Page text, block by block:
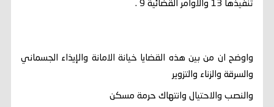
تنفيذها 13 والاوامر القضائية 9 .
واوضح ان من بين هذه القضايا خيانة الامانة والإيذاء الجسماني
والسرقة والزناء والتزوير
والنصب والاحتيال وانتهاك حرمة مسكن